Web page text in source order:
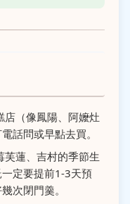
店（像鳳陽、阿嬤灶
話問或早點去買。
芙蓮、吉村的季節生
定要提前1-3天預
次閉門羹。